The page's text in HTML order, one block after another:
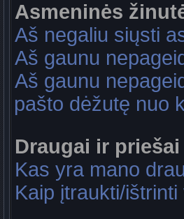
Asmeninės
Aš negaliu siųsti
Aš gaunu
Aš gaunu
pašto dėžutę nuo
Draugai ir priešai
Kas yra mano
Kaip įtraukti/